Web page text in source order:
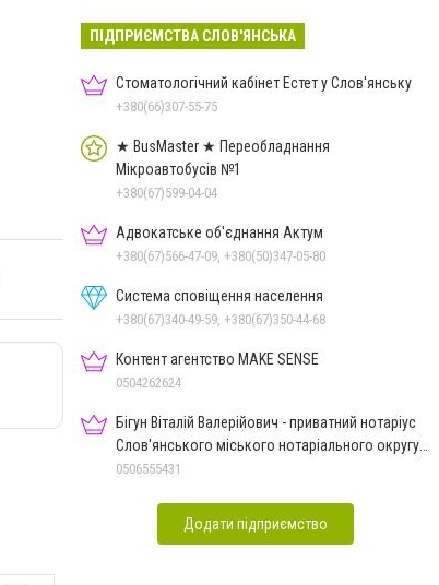
ПІДПРИЄМСТВА СЛОВ'ЯНСЬКА
Стоматологічний кабінет Естет у Слов'янську
+380(66)307-55-75
★ BusMaster ★ Переобладнання
Мікроавтобусів №1
+380(67)599-04-04
Адвокатське об'єднання Актум
+380(67)566-47-09, +380(50)347-05-80
Система сповіщення населення
+380(67)340-49-59, +380(67)350-44-68
Контент агентство MAKE SENSE
0504262624
Бігун Віталій Валерійович - приватний нотаріус
Слов'янського міського нотаріального округу
Дон.обл.
0506555431
Додати підприємство